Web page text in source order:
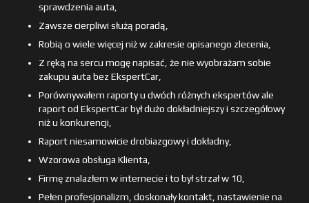
sprawdzenia auta,
Zawsze cierpliwi służą poradą,
Robią o wiele więcej niż w zakresie opisanego zlecenia,
Z ręką na sercu mogę napisać, że nie wyobrażam sobie
zakupu auta bez EkspertCar,
Porównywałem raporty u dwóch różnych ekspertów ale
raport od EkspertCar był dużo dokładniejszy i szczegółowy
niż u konkurencji,
Raport niesamowicie drobiazgowy i dokładny,
Wzorowa obsługa Klienta,
Firmę znalazłem w internecie i to był strzał w 10,
Pełen profesjonalizm, doskonały kontakt, nastawienie na